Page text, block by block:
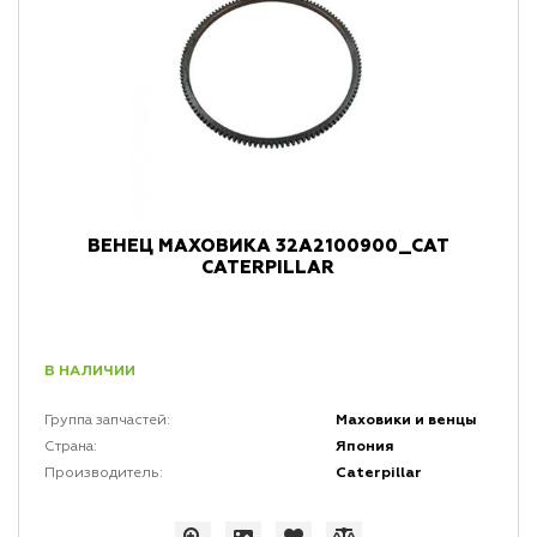
ВЕНЕЦ МАХОВИКА 32A2100900_CAT
CATERPILLAR
В НАЛИЧИИ
Группа запчастей: Маховики и венцы
Страна: Япония
Производитель: Caterpillar